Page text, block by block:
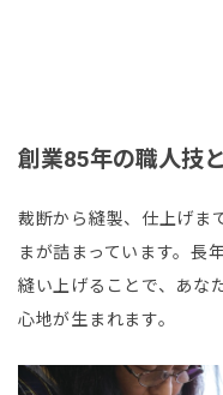
創業85年の職人技
裁断から縫製、仕上げま
まが詰まっています。長
縫い上げることで、あな
心地が生まれます。